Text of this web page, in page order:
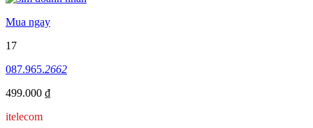
Mua ngay
17
087.965.2662
499.000 ₫
itelecom